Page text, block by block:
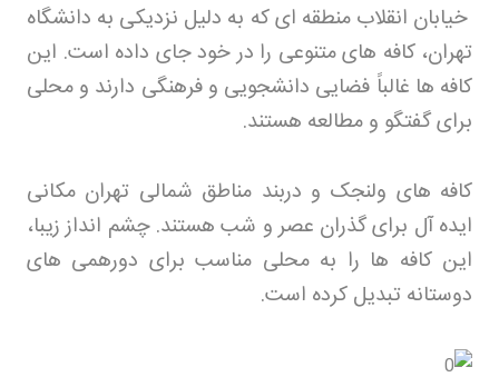
خیابان انقلاب منطقه ای که به دلیل نزدیکی به دانشگاه
تهران، کافه های متنوعی را در خود جای داده است. این
کافه ها غالباً فضایی دانشجویی و فرهنگی دارند و محلی
برای گفتگو و مطالعه هستند.
کافه های ولنجک و دربند مناطق شمالی تهران مکانی
ایده آل برای گذران عصر و شب هستند. چشم انداز زیبا،
این کافه ها را به محلی مناسب برای دورهمی های
دوستانه تبدیل کرده است.